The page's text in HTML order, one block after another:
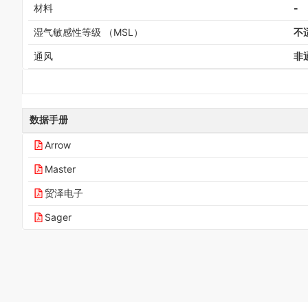
材料 -
湿气敏感性等级 （MSL） 不
通风 非
数据手册
Arrow
Master
贸泽电子
Sager